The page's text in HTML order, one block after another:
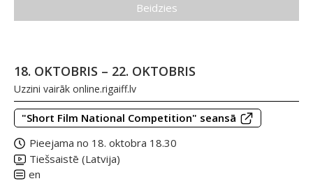
Beidzies
18. OKTOBRIS – 22. OKTOBRIS
Uzzini vairāk online.rigaiff.lv
"Short Film National Competition" seansā
Pieejama no 18. oktobra 18.30
Tiešsaistē (Latvija)
en